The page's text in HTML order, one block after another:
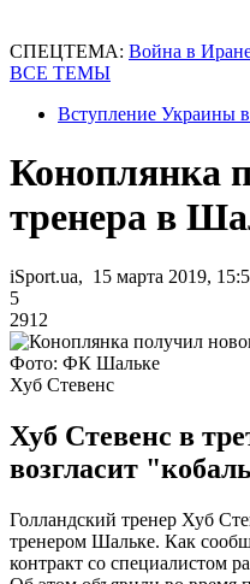
СПЕЦТЕМА: Война в
ВСЕ ТЕМЫ
Вступление Украины
Коноплянка
тренера в
iSport.ua, 15 марта 2019,
5
2912
Фото: ФК Шальке
Хуб Стевенс
Хуб Стевенс в
возгласит
Голландский тренер Хуб
тренером Шальке. Как
контракт со специалистом